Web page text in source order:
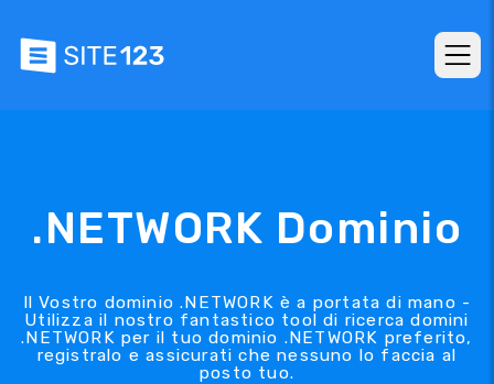
.NETWORK Dominio
Il Vostro dominio .NETWORK è a portata di mano -
Utilizza il nostro fantastico tool di ricerca domini
.NETWORK per il tuo dominio .NETWORK preferito,
registralo e assicurati che nessuno lo faccia al
posto tuo.